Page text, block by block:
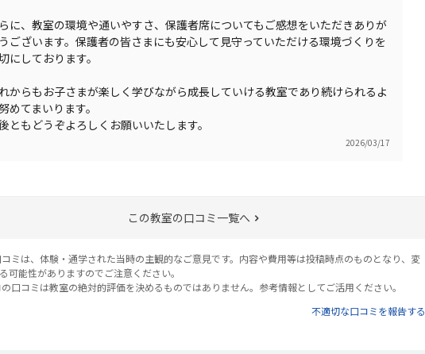
に、教室の環境や通いやすさ、保護者席についてもご感想をいただきありが
ございます。保護者の皆さまにも安心して見守っていただける環境づくりを
にしております。
からもお子さまが楽しく学びながら成長していける教室であり続けられるよ
めてまいります。
ともどうぞよろしくお願いいたします。
2026/03/17
この教室の口コミ一覧へ
ミは、体験・通学された当時の主観的なご意見です。内容や費用等は投稿時点のものとなり、変
可能性がありますのでご注意ください。
口コミは教室の絶対的評価を決めるものではありません。参考情報としてご活用ください。
不適切な口コミを報告する